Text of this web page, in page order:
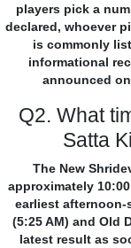
players pick a
declared, whoever
is commonly
informational
announced
Q2. What
Satta
The New
approximately
earliest afternoon-
(5:25 AM) and Old
latest result as